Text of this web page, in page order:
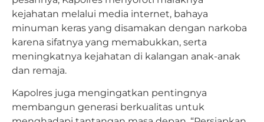
kejahatan melalui media internet, bahaya
minuman keras yang disamakan dengan narkoba
karena sifatnya yang memabukkan, serta
meningkatnya kejahatan di kalangan anak-anak
dan remaja.
Kapolres juga mengingatkan pentingnya
membangun generasi berkualitas untuk